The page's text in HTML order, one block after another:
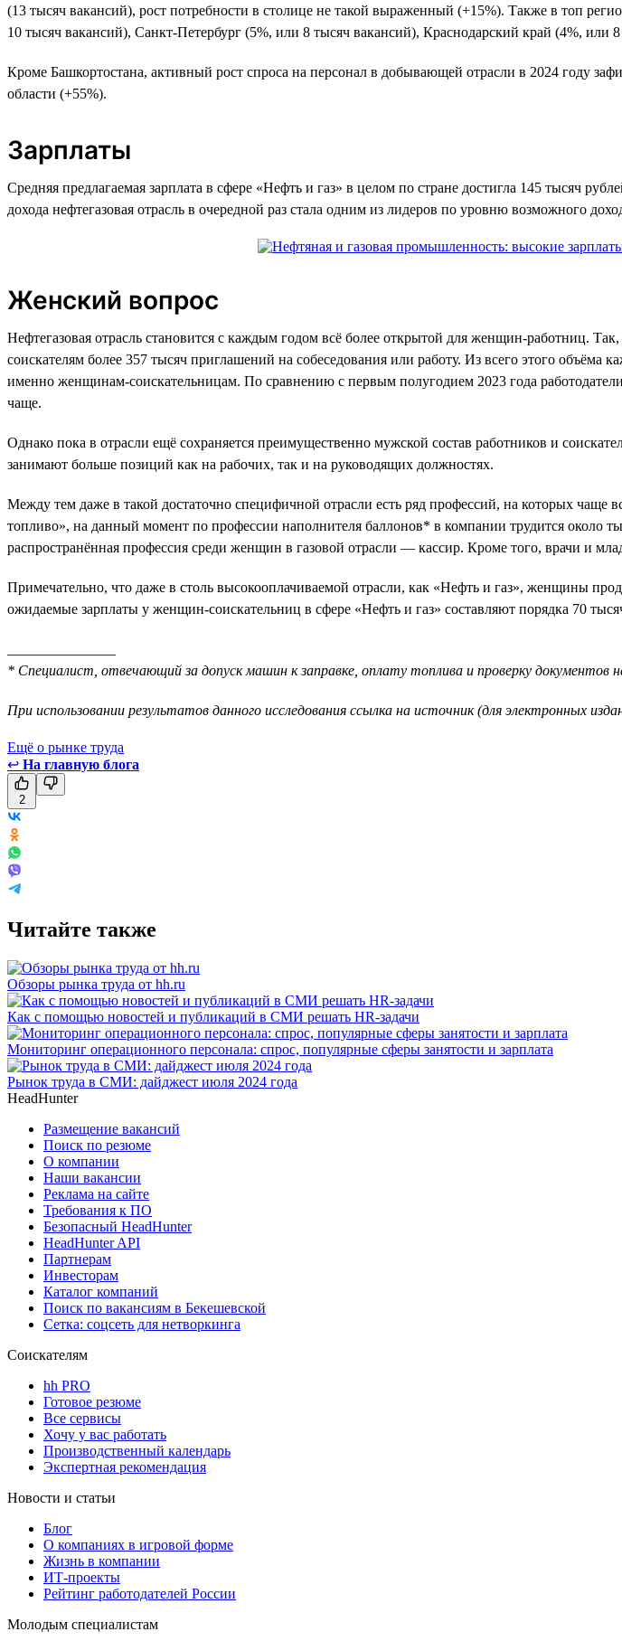
(13 тысяч вакансий), рост потребности в столице не такой выраженный (+15%). Также в топ
10 тысяч вакансий), Санкт-Петербург (5%, или 8 тысяч вакансий), Краснодарский край (4%, или
Кроме Башкортостана, активный рост спроса на персонал в добывающей отрасли в 2024 году
области (+55%).
Зарплаты
Средняя предлагаемая зарплата в сфере «Нефть и газ» в целом по стране достигла 145 тысяч
дохода нефтегазовая отрасль в очередной раз стала одним из лидеров по уровню возможного
Женский вопрос
Нефтегазовая отрасль становится с каждым годом всё более открытой для женщин-работниц.
соискателям более 357 тысяч приглашений на собеседования или работу. Из всего этого
именно женщинам-соискательницам. По сравнению с первым полугодием 2023 года
чаще.
Однако пока в отрасли ещё сохраняется преимущественно мужской состав работников и
занимают больше позиций как на рабочих, так и на руководящих должностях.
Между тем даже в такой достаточно специфичной отрасли есть ряд профессий, на которых
топливо», на данный момент по профессии наполнителя баллонов* в компании трудится около
распространённая профессия среди женщин в газовой отрасли — кассир. Кроме того, врачи и
Примечательно, что даже в столь высокооплачиваемой отрасли, как «Нефть и газ», женщины
ожидаемые зарплаты у женщин-соискательниц в сфере «Нефть и газ» составляют порядка 70
* Специалист, отвечающий за допуск машин к заправке, оплату топлива и проверку документов
При использовании результатов данного исследования ссылка на источник (для электронных
Ещё о рынке труда
↩ На главную блога
2
Читайте также
Обзоры рынка труда от hh.ru
Как с помощью новостей и публикаций в СМИ решать HR-задачи
Мониторинг операционного персонала: спрос, популярные сферы занятости и зарплата
Рынок труда в СМИ: дайджест июля 2024 года
HeadHunter
Размещение вакансий
Поиск по резюме
О компании
Наши вакансии
Реклама на сайте
Требования к ПО
Безопасный HeadHunter
HeadHunter API
Партнерам
Инвесторам
Каталог компаний
Поиск по вакансиям в Бекешевской
Сетка: соцсеть для нетворкинга
Соискателям
hh PRO
Готовое резюме
Все сервисы
Хочу у вас работать
Производственный календарь
Экспертная рекомендация
Новости и статьи
Блог
О компаниях в игровой форме
Жизнь в компании
ИТ-проекты
Рейтинг работодателей России
Молодым специалистам